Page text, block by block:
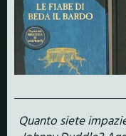
Quanto siete